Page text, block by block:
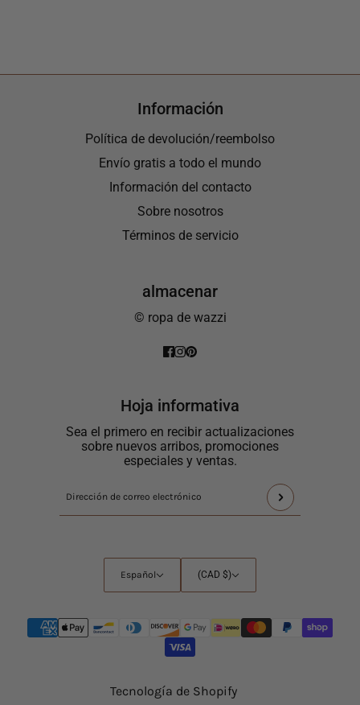
Información
Política de devolución/reembolso
Envío gratis a todo el mundo
Información del contacto
Sobre nosotros
Términos de servicio
almacenar
© ropa de wazzi
Hoja informativa
Sea el primero en recibir actualizaciones
sobre nuevos arribos, promociones
especiales y ventas.
Dirección
electrónico
Este
sitio
protegido
hCaptcha
se
aplican
Español
Español
Selector
de
(CAD $)
Tecnología de Shopify